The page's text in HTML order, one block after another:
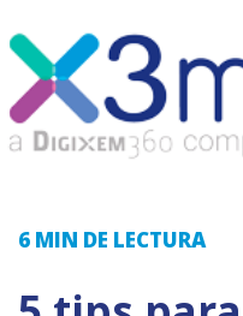
6 MIN DE LECTURA